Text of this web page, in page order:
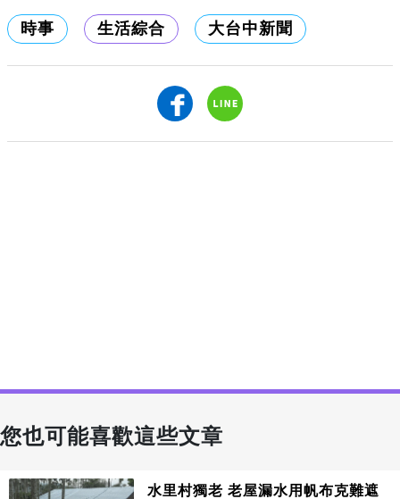
時事 生活綜合 大台中新聞
您也可能喜歡這些文章
水里村獨老 老屋漏水用帆布克難遮